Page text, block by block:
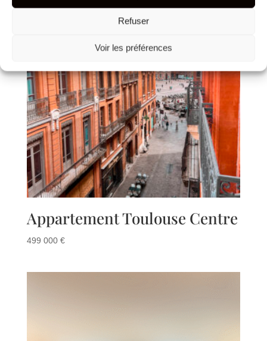
Refuser
Voir les préférences
Appartement Toulouse Centre
499 000 €